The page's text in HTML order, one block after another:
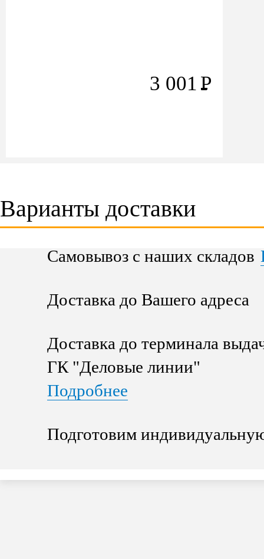
3 001 Р
Варианты доставки
Самовывоз с наших складов
Доставка до Вашего адреса
Доставка до терминала
ГК "Деловые линии"
Подробнее
Подготовим